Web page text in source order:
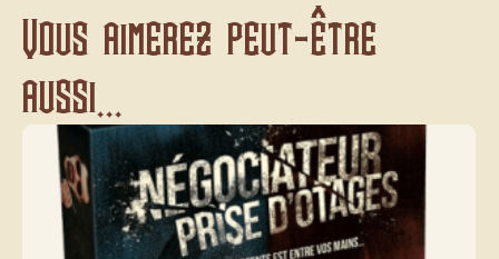
Vous aimerez peut-être
aussi...